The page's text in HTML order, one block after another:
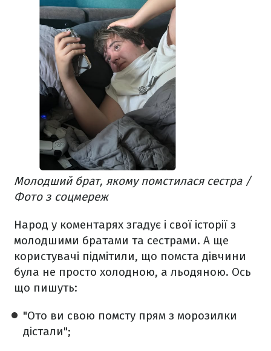
Молодший брат, якому помстилася сестра /
Фото з соцмереж
Народ у коментарях згадує і свої історії з
молодшими братами та сестрами. А ще
користувачі підмітили, що помста дівчини
була не просто холодною, а льодяною. Ось
що пишуть:
"Ото ви свою помсту прям з морозилки
дістали";